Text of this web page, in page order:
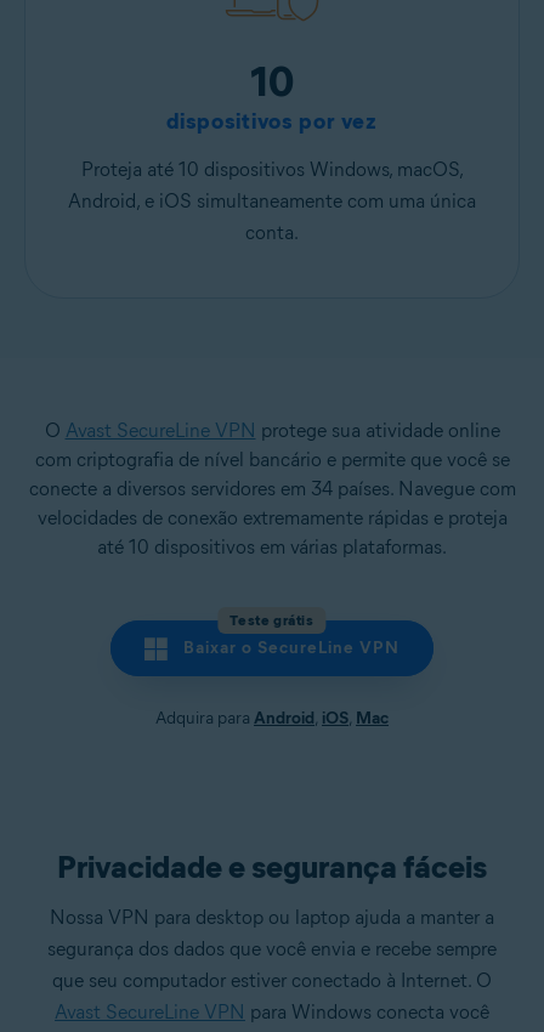
10
dispositivos por vez
Proteja até 10 dispositivos Windows, macOS,
Android, e iOS simultaneamente com uma única
conta.
O Avast SecureLine VPN protege sua atividade online
com criptografia de nível bancário e permite que você se
conecte a diversos servidores em 34 países. Navegue com
velocidades de conexão extremamente rápidas e proteja
até 10 dispositivos em várias plataformas.
Teste grátis
Baixar o SecureLine VPN
Adquira para Android, iOS, Mac
Privacidade e segurança fáceis
Nossa VPN para desktop ou laptop ajuda a manter a
segurança dos dados que você envia e recebe sempre
que seu computador estiver conectado à Internet. O
Avast SecureLine VPN para Windows conecta você